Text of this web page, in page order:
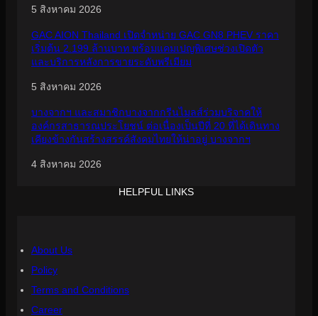
5 สิงหาคม 2026
GAC AION Thailand เปิดจำหน่าย GAC GN8 PHEV ราคา
เริ่มต้น 2.199 ล้านบาท พร้อมแคมเปญพิเศษช่วงเปิดตัว
และบริการหลังการขายระดับพรีเมียม
5 สิงหาคม 2026
บางจากฯ และสมาชิกบางจากกรีนไมลส์ร่วมบริจาคให้
องค์กรสาธารณประโยชน์ ต่อเนื่องเป็นปีที่ 20 ที่ได้เดินทาง
เคียงข้างกันสร้างสรรค์สังคมไทยให้น่าอยู่ บางจากฯ
4 สิงหาคม 2026
HELPFUL LINKS
About Us
Policy
Terms and Conditions
Career